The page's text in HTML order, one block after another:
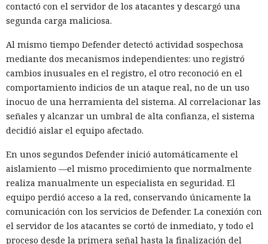
contactó con el servidor de los atacantes y descargó una
segunda carga maliciosa.
Al mismo tiempo Defender detectó actividad sospechosa
mediante dos mecanismos independientes: uno registró
cambios inusuales en el registro, el otro reconoció en el
comportamiento indicios de un ataque real, no de un uso
inocuo de una herramienta del sistema. Al correlacionar las
señales y alcanzar un umbral de alta confianza, el sistema
decidió aislar el equipo afectado.
En unos segundos Defender inició automáticamente el
aislamiento —el mismo procedimiento que normalmente
realiza manualmente un especialista en seguridad. El
equipo perdió acceso a la red, conservando únicamente la
comunicación con los servicios de Defender. La conexión con
el servidor de los atacantes se cortó de inmediato, y todo el
proceso desde la primera señal hasta la finalización del